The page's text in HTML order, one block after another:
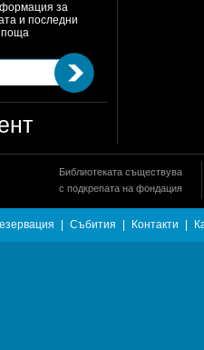
за
и последни
поща
Библиотеката съществува
с подкрепата на фондация
Събития Контакти